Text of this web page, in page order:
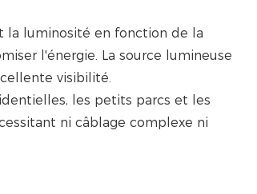
la luminosité en fonction de la
l'énergie. La source lumineuse
visibilité.
les petits parcs et les
ni câblage complexe ni